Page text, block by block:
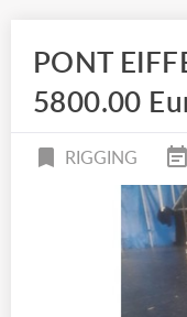
PONT
5800.00
RIGGING